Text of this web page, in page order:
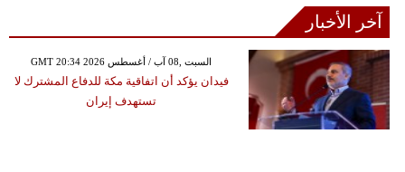
آخر الأخبار
GMT 20:34 2026 السبت ,08 آب / أغسطس
فيدان يؤكد أن اتفاقية مكة للدفاع المشترك لا
تستهدف إيران